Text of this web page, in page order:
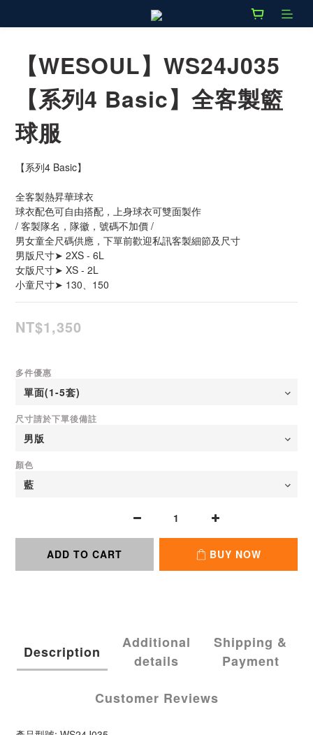
【WESOUL】WS24J035
【系列4 Basic】全客製籃
球服
【系列4 Basic】
全客製熱昇華球衣
球衣配色可自由搭配，上身球衣可雙面製作
/ 客製隊名，隊徽，號碼不加價 /
男女童全尺碼供應，下單前歡迎私訊客製細節及尺寸
男版尺寸➤ 2XS - 6L
女版尺寸➤ XS - 2L
小童尺寸➤ 130、150
NT$1,350
多件優惠
尺寸請於下單後備註
顏色
ADD TO CART BUY NOW
Description
Additional
details
Shipping &
Payment
Customer Reviews